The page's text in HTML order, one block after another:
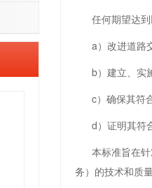
任何期望达到
a）改进道路
b）建立、实施
c）确保其符合
d）证明其符合
本标准旨在针
务）的技术和质